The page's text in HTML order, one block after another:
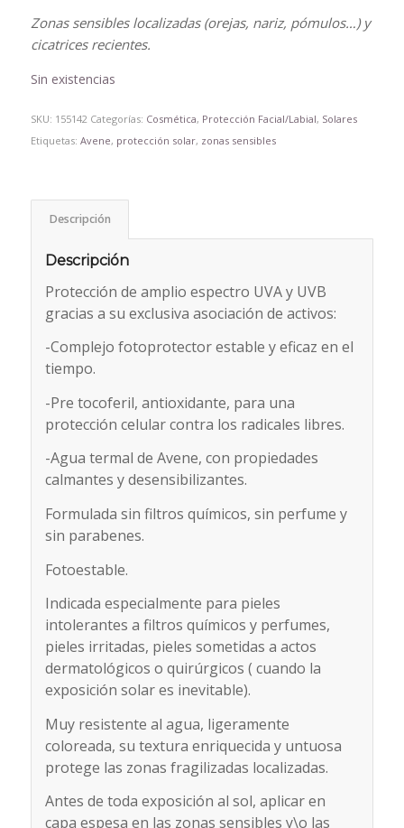
Zonas sensibles localizadas (orejas, nariz, pómulos…) y
cicatrices recientes.
Sin existencias
SKU: 155142 Categorías: Cosmética, Protección Facial/Labial, Solares
Etiquetas: Avene, protección solar, zonas sensibles
Descripción
Descripción
Protección de amplio espectro UVA y UVB
gracias a su exclusiva asociación de activos:
-Complejo fotoprotector estable y eficaz en el
tiempo.
-Pre tocoferil, antioxidante, para una
protección celular contra los radicales libres.
-Agua termal de Avene, con propiedades
calmantes y desensibilizantes.
Formulada sin filtros químicos, sin perfume y
sin parabenes.
Fotoestable.
Indicada especialmente para pieles
intolerantes a filtros químicos y perfumes,
pieles irritadas, pieles sometidas a actos
dermatológicos o quirúrgicos ( cuando la
exposición solar es inevitable).
Muy resistente al agua, ligeramente
coloreada, su textura enriquecida y untuosa
protege las zonas fragilizadas localizadas.
Antes de toda exposición al sol, aplicar en
capa espesa en las zonas sensibles y\o las